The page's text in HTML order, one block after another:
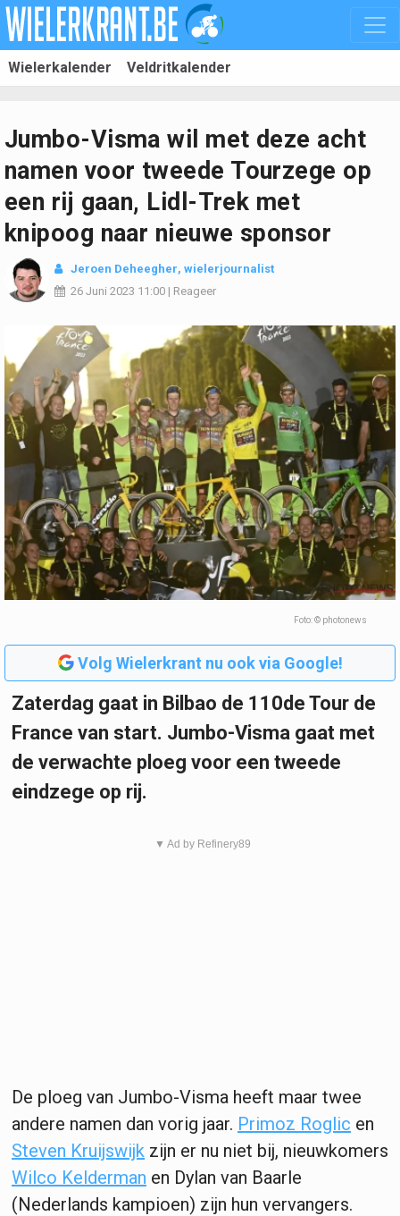
Wielerkalender Veldritkalender
Jumbo-Visma wil met deze acht
namen voor tweede Tourzege op
een rij gaan, Lidl-Trek met
knipoog naar nieuwe sponsor
Jeroen Deheegher, wielerjournalist
26 Juni 2023 11:00 | Reageer
Foto: © photonews
Volg Wielerkrant nu ook via Google!
Zaterdag gaat in Bilbao de 110de Tour de
France van start. Jumbo-Visma gaat met
de verwachte ploeg voor een tweede
eindzege op rij.
▼ Ad by Refinery89
De ploeg van Jumbo-Visma heeft maar twee
andere namen dan vorig jaar. Primoz Roglic en
Steven Kruijswijk zijn er nu niet bij, nieuwkomers
Wilco Kelderman en Dylan van Baarle
(Nederlands kampioen) zijn hun vervangers.